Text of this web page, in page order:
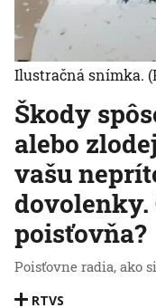
Škody
alebo
vašu
dovolenky.
poisťovňa?
Poisťovne radia, ako
RTVS
Ilustračná snímka.